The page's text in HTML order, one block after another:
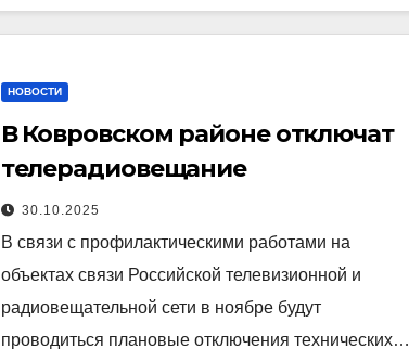
НОВОСТИ
В Ковровском районе отключат
телерадиовещание
30.10.2025
В связи с профилактическими работами на
объектах связи Российской телевизионной и
радиовещательной сети в ноябре будут
проводиться плановые отключения технических…